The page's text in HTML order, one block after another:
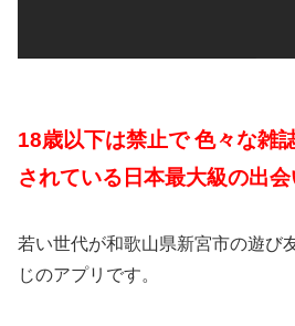
18歳以下は禁止で 色々な雑
されている日本最大級の出会
若い世代が和歌山県新宮市の遊び
じのアプリです。